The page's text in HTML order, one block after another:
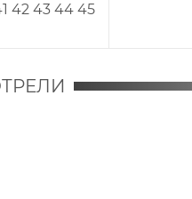
40 41